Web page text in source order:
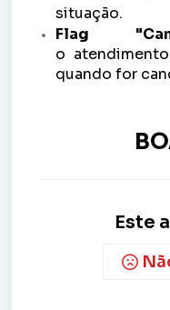
situação.
Flag
o atendimento
quando for
Este